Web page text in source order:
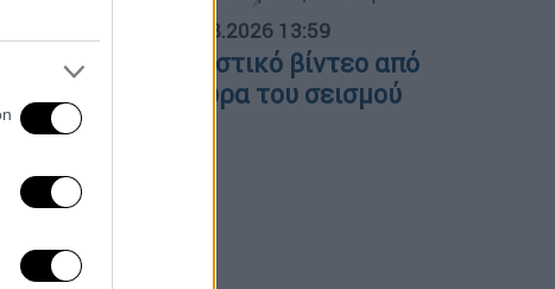
07.08.2026 13:59
Ιαπωνία: Συγκλονιστικό βίντεο από
χειρουργείο την ώρα του σεισμού
Ρίχτερ